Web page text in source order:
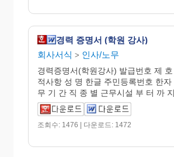
경력 증명서 (학원 강사)
회사서식 > 인사/노무
경력증명서(학원강사) 발급번호 제
적사항 성 명 한글 주민등록번호 한
무 기 간 직 종 별 근무시설 부 터 까 지
조회수: 1476 | 다운로드: 1472